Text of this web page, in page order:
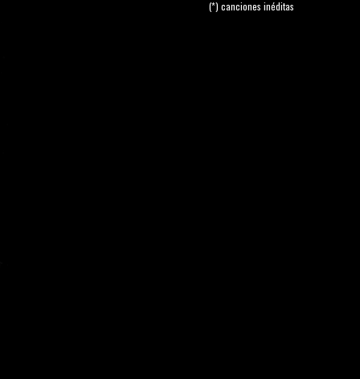
(*) canciones inéditas